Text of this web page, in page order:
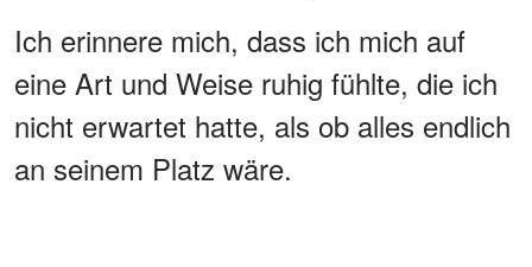
Ich erinnere mich, dass ich mich auf
eine Art und Weise ruhig fühlte, die ich
nicht erwartet hatte, als ob alles endlich
an seinem Platz wäre.